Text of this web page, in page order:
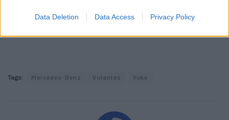
Data Deletion Data Access Privacy Policy
Tags: Mercedes-Benz Volantes Yoke